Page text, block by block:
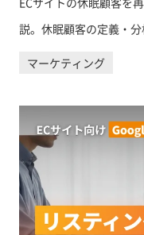
説。休眠顧客の定義・分
SNS広告を活用した掘
マーケティング